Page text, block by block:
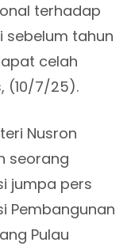
terhadap
sebelum tahun
celah
(10/7/25).
Nusron
seorang
jumpa pers
Pembangunan
Pulau